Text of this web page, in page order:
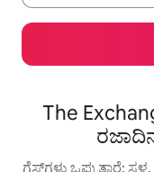
The
ಗೆಸ್ಟ್‌ಗಳು ಒಪ್ಪುತ್ತಾರೆ: